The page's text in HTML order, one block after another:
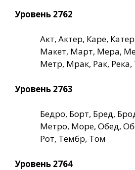
Уровень 2762
Акт, Актер, Каре,
Макет, Март, Мера,
Метр, Мрак, Рак, Река,
Уровень 2763
Бедро, Борт, Бред,
Метро, Море, Обед,
Рот, Тембр, Том
Уровень 2764